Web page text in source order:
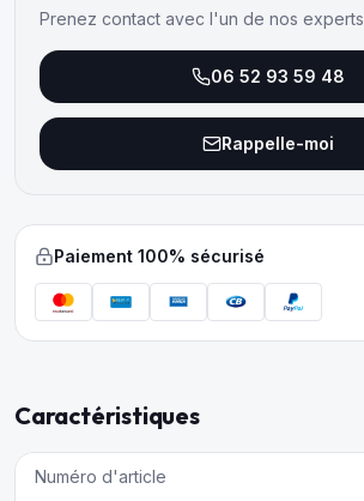
Prenez contact avec l'un de nos experts
06 52 93 59 48
Rappelle-moi
Paiement 100% sécurisé
Caractéristiques
Numéro d'article